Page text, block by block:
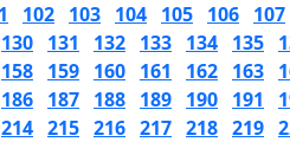
102 103 104 105 106 107
130 131 132 133 134 135
158 159 160 161 162 163
186 187 188 189 190 191
214 215 216 217 218 219